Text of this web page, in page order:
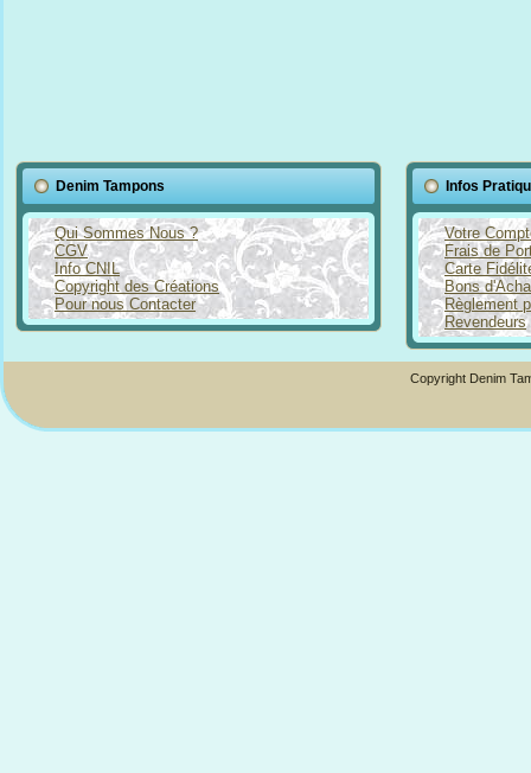
Denim Tampons
Qui Sommes Nous ?
CGV
Info CNIL
Copyright des Créations
Pour nous Contacter
Infos
Votre
Frais de
Carte
Bons
Règlement
Revendeurs
Copyright Denim